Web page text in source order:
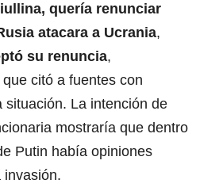
quería renunciar
atacara a Ucrania,
su renuncia,
que citó a fuentes con
situación. La intención de
mostraría que dentro
Putin había opiniones
invasión.